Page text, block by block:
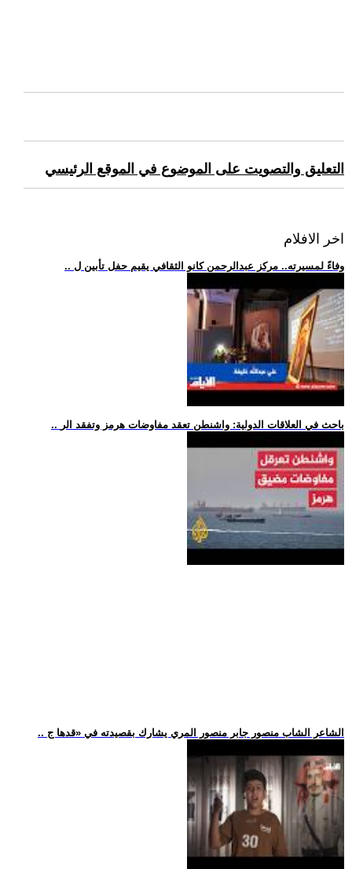
التعليق والتصويت على الموضوع في الموقع الرئيسي
اخر الافلام
.. وفاءً لمسيرته.. مركز عبدالرحمن كانو الثقافي يقيم حفل تأبين ل
.. باحث في العلاقات الدولية: واشنطن تعقد مفاوضات هرمز وتفقد الر
.. الشاعر الشاب منصور جابر منصور المري يشارك بقصيدته في «قدها ج